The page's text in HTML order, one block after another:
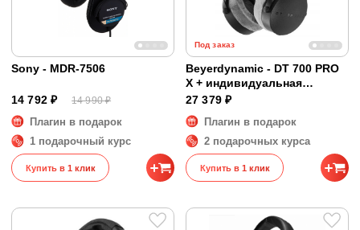
Sony - MDR-7506
14 792 ₽ 14 990 ₽
Плагин в подарок
1 подарочный курс
Купить в 1 клик
Под заказ
Beyerdynamic - DT 700 PRO
X + индивидуальная
коррекция
27 379 ₽
Плагин в подарок
2 подарочных курса
Купить в 1 клик